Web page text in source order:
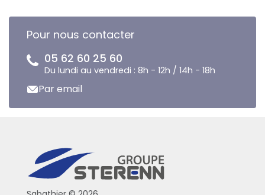
Pour nous contacter
05 62 60 25 60
Du lundi au vendredi : 8h - 12h / 14h - 18h
Par email